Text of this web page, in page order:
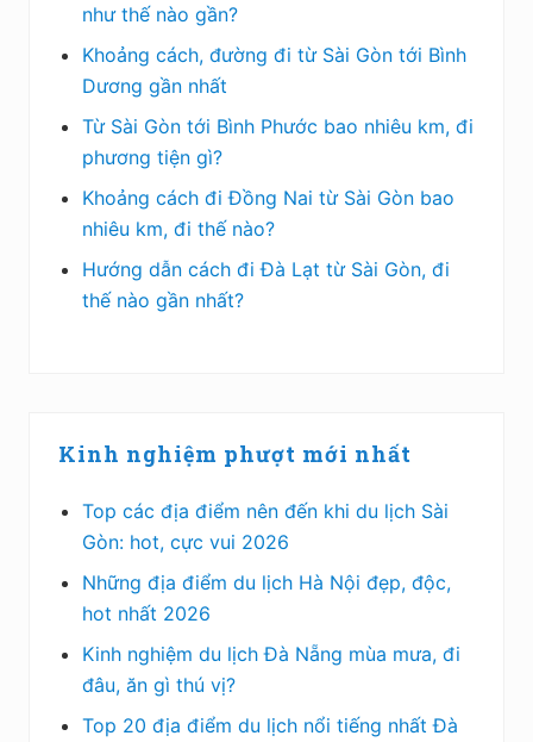
như thế nào gần?
Khoảng cách, đường đi từ Sài Gòn tới Bình
Dương gần nhất
Từ Sài Gòn tới Bình Phước bao nhiêu km, đi
phương tiện gì?
Khoảng cách đi Đồng Nai từ Sài Gòn bao
nhiêu km, đi thế nào?
Hướng dẫn cách đi Đà Lạt từ Sài Gòn, đi
thế nào gần nhất?
Kinh nghiệm phượt mới nhất
Top các địa điểm nên đến khi du lịch Sài
Gòn: hot, cực vui 2026
Những địa điểm du lịch Hà Nội đẹp, độc,
hot nhất 2026
Kinh nghiệm du lịch Đà Nẵng mùa mưa, đi
đâu, ăn gì thú vị?
Top 20 địa điểm du lịch nổi tiếng nhất Đà